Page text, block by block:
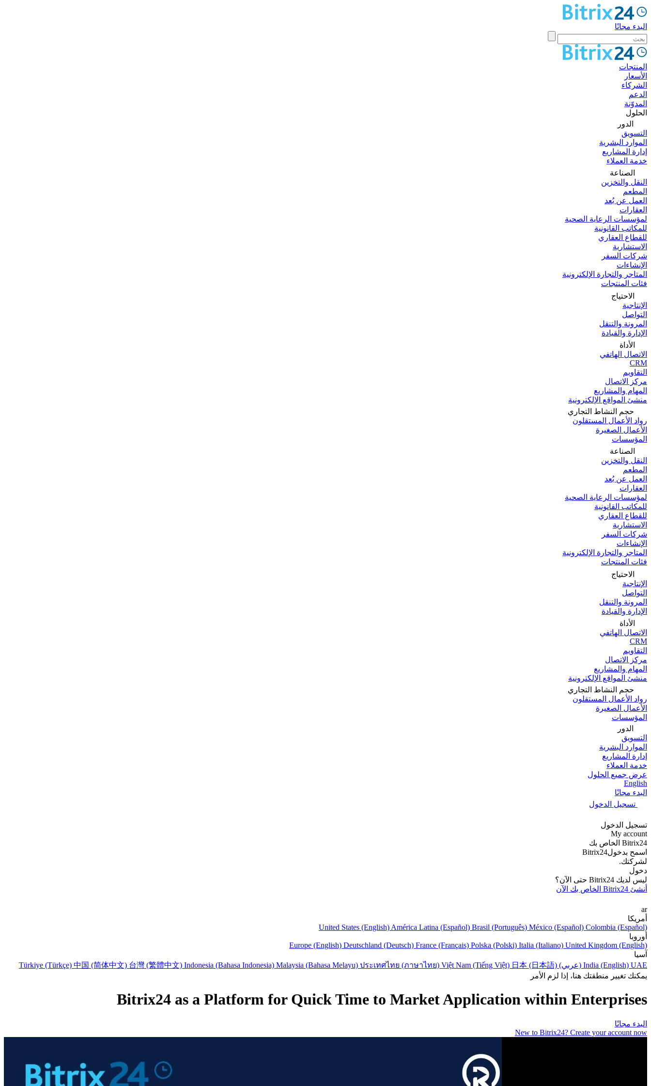
البدء مجانًا
المنتجات
الأسعار
الشركاء
الدعم
المدوّنة
الحلول
الدور
التسويق
الموارد البشرية
إدارة المشاريع
خدمة العملاء
الصناعة
النقل والتخزين
المطعم
العمل عن بُعد
العقارات
لمؤسسات الرعاية الصحية
للمكاتب القانونية
للقطاع العقاري
الاستشارية
شركات السفر
الإنشاءات
المتاجر والتجارة الإلكترونية
فئات المنتجات
الاحتياج
الإنتاجية
التواصل
المرونة والتنقل
الإدارة والقيادة
الأداة
الاتصال الهاتفي
CRM
التقاويم
مركز الاتصال
المهام والمشاريع
منشئ المواقع الإلكترونية
حجم النشاط التجاري
رواد الأعمال المستقلون
الأعمال الصغيرة
المؤسسات
الصناعة
النقل والتخزين
المطعم
العمل عن بُعد
العقارات
لمؤسسات الرعاية الصحية
للمكاتب القانونية
للقطاع العقاري
الاستشارية
شركات السفر
الإنشاءات
المتاجر والتجارة الإلكترونية
فئات المنتجات
الاحتياج
الإنتاجية
التواصل
المرونة والتنقل
الإدارة والقيادة
الأداة
الاتصال الهاتفي
CRM
التقاويم
مركز الاتصال
المهام والمشاريع
منشئ المواقع الإلكترونية
حجم النشاط التجاري
رواد الأعمال المستقلون
الأعمال الصغيرة
المؤسسات
الدور
التسويق
الموارد البشرية
إدارة المشاريع
خدمة العملاء
عرض جميع الحلول
English
البدء مجانًا
تسجيل الدخول
تسجيل الدخول
My account
Bitrix24 الخاص بك
اسمح بدخولBitrix24
لشركتك.
دخول
ليس لديك Bitrix24 حتى الآن؟
أنشئ Bitrix24 الخاص بك الآن
ar
أمريكا
United States (English) América Latina (Español) Brasil (Português) México (Español) Colombia (Español)
أوروبا
Europe (English) Deutschland (Deutsch) France (Français) Polska (Polski) Italia (Italiano) United Kingdom (English)
آسيا
India (English) UAE (عربي) Türkiye (Türkçe) 中国 (简体中文) 台灣 (繁體中文) Indonesia (Bahasa Indonesia) Malaysia (Bahasa Melayu) ประเทศไทย (ภาษาไทย) Việt Nam (Tiếng Việt) 日本 (日本語)
يمكنك تغيير منطقتك هنا، إذا لزم الأمر
Bitrix24 as a Platform for Quick Time to Market Application within Enterprises
البدء مجانًا
New to Bitrix24? Create your account now